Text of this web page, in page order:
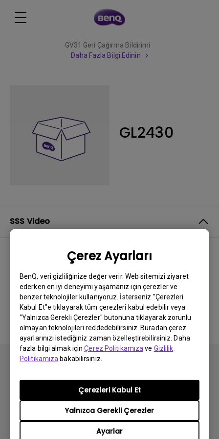
Çerez Ayarları
BenQ, veri gizliliğinize değer verir. Web sitemizi ziyaret
ederken en iyi deneyimi yaşamanız için çerezler ve
benzer teknolojiler kullanıyoruz. İsterseniz "Çerezleri
Kabul Et"e tıklayarak tüm çerezleri kabul edebilir veya
"Yalnızca Gerekli Çerezler" butonuna tıklayarak zorunlu
olmayan teknolojileri reddedebilirsiniz. Buradan çerez
ayarlarınızı istediğiniz zaman özelleştirebilirsiniz. Daha
fazla bilgi almak içinÇerez Politikamıza ve Gizlilik
Politikamıza bakabilirsiniz.
Ayarlar
Yalnızca Gerekli Çerezler
Çerezleri Kabul Et
GV31 Geri Çağırma Bildirimi
Daha Fazla Bilgi Edinin
GL2430
SSS Video
İlgili video yok
Abone olun